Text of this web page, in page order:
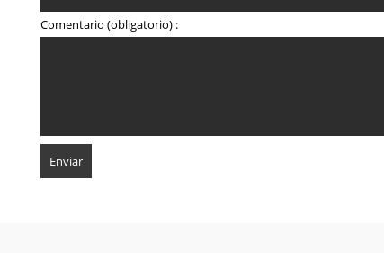
Comentario (obligatorio) :